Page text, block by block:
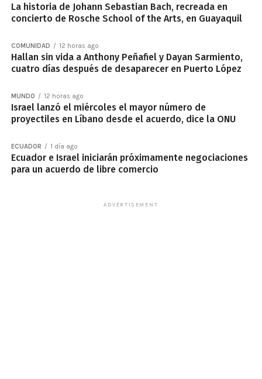
La historia de Johann Sebastian Bach, recreada en
concierto de Rosche School of the Arts, en Guayaquil
COMUNIDAD 12 horas ago
Hallan sin vida a Anthony Peñafiel y Dayan Sarmiento,
cuatro días después de desaparecer en Puerto López
MUNDO 12 horas ago
Israel lanzó el miércoles el mayor número de
proyectiles en Líbano desde el acuerdo, dice la ONU
ECUADOR 1 día ago
Ecuador e Israel iniciarán próximamente negociaciones
para un acuerdo de libre comercio
ADVERTISEMENT